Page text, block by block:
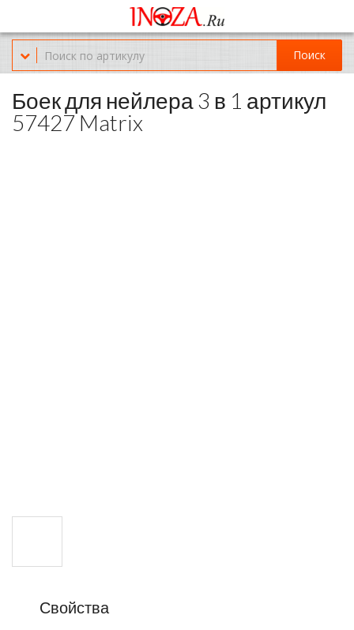
Офис обслуживания г.Краснодар (KRD) Куликова Поля 2 (магазин
Нож-мясо)
8-(967)-300-69-11
Поиск
Боек для нейлера 3 в 1 артикул
57427 Matrix
Свойства